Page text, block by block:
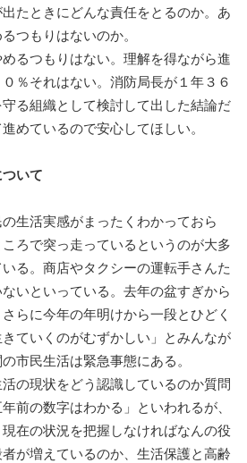
たときにどんな責任をとるのか。あ
つもりはないのか。
るつもりはない。理解を得ながら進
％それはない。消防局長が１年３６
る組織として検討して出した結論だ
めているので安心してほしい。
いて
生活実感がまったくわかっておら
ろで突っ走っているというのが大多
る。商店やタクシーの運転手さんた
いといっている。去年の盆すぎから
らに今年の年明けから一段とひどく
ていくのがむずかしい」とみんなが
市民生活は緊急事態にある。
の現状をどう認識しているのか質問
前の数字はわかる」といわれるが、
在の状況を把握しなければなんの役
が増えているのか、生活保護と高齢